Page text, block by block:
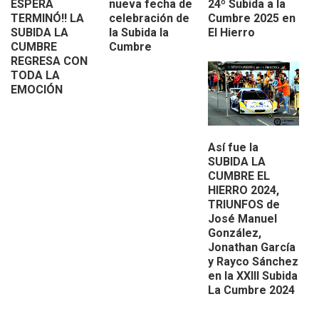
ESPERA
TERMINÓ!! LA
SUBIDA LA
CUMBRE
REGRESA CON
TODA LA
EMOCIÓN
nueva fecha de
celebración de
la Subida la
Cumbre
24º Subida a la
Cumbre 2025 en
El Hierro
Así fue la
SUBIDA LA
CUMBRE EL
HIERRO 2024,
TRIUNFOS de
José Manuel
González,
Jonathan García
y Rayco Sánchez
en la XXIII Subida
La Cumbre 2024